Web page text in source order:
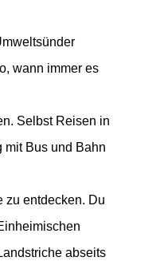
wann immer es
Selbst Reisen in
mit Bus und Bahn
zu entdecken. Du
abseits